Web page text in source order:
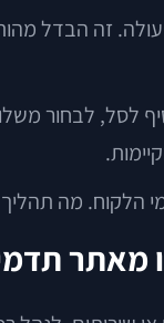
זה הבדל
לסל, לבחור
הלקוח. מה
מאתר